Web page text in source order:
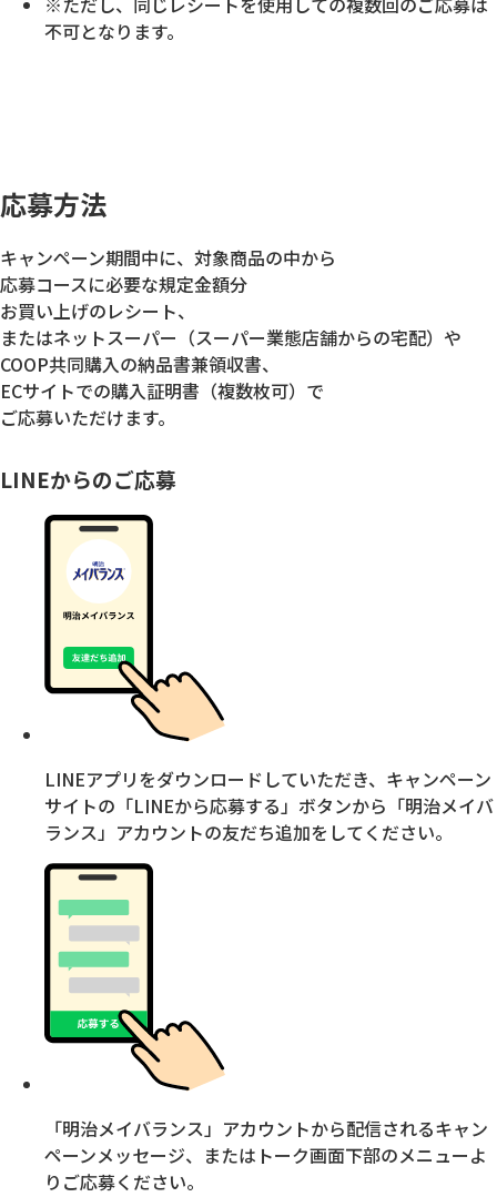
不可となります。
応募方法
キャンペーン期間中に、対象商品の中から
応募コースに必要な規定金額分
お買い上げのレシート、
またはネットスーパー（スーパー業態店舗からの宅配）や
COOP共同購入の納品書兼領収書、
ECサイトでの購入証明書（複数枚可）で
ご応募いただけます。
LINEからのご応募
LINEアプリをダウンロードしていただき、キャンペーン
サイトの 「LINEから応募する」ボタンから「明治メイバ
ランス」アカウントの友だち追加をしてください。
「明治メイバランス」アカウントから配信されるキャン
ペーンメッセージ、またはトーク画面下部のメニューよ
りご応募ください。